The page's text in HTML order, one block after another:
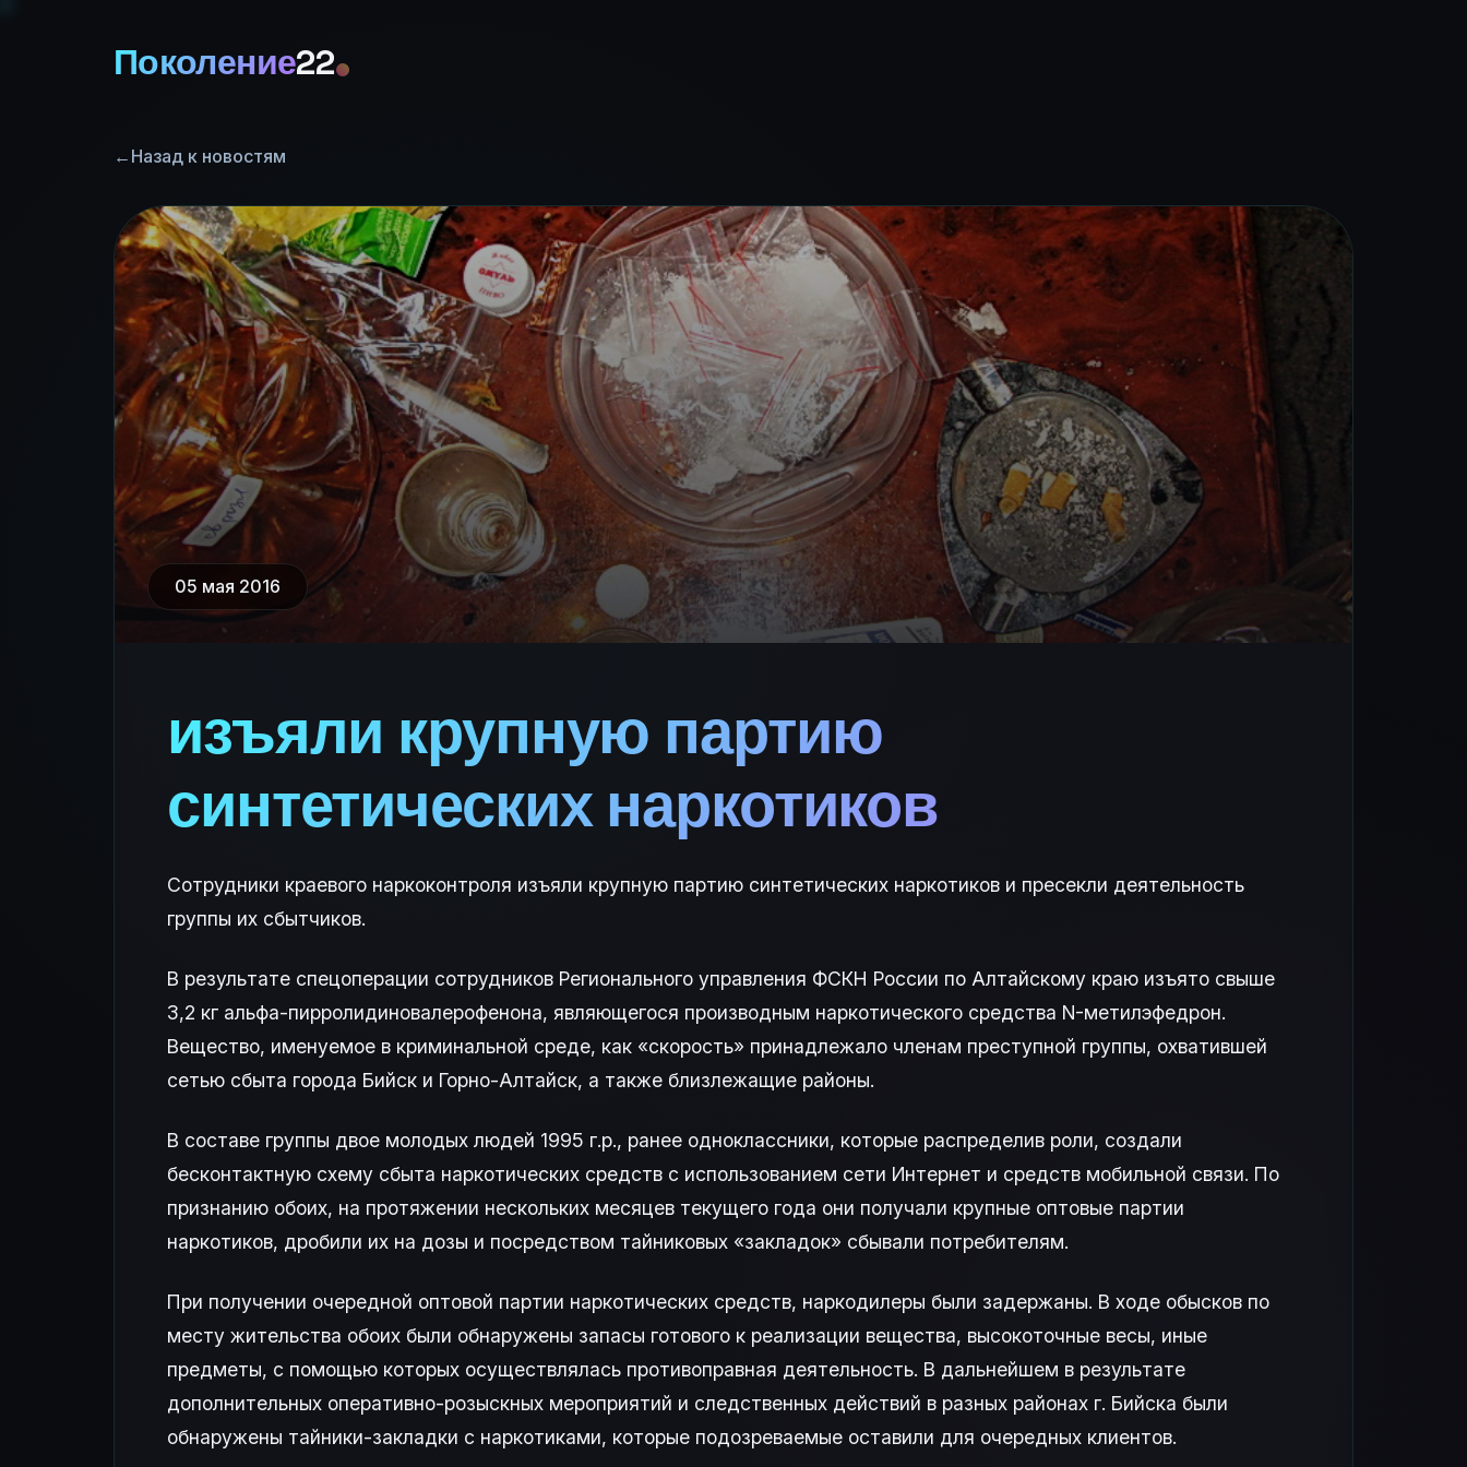
Поколение22
← Назад к новостям
05 мая 2016
изъяли крупную партию
синтетических наркотиков
Сотрудники краевого наркоконтроля изъяли крупную партию синтетических наркотиков и пресекли деятельность
группы их сбытчиков.
В результате спецоперации сотрудников Регионального управления ФСКН России по Алтайскому краю изъято свыше
3,2 кг альфа-пирролидиновалерофенона, являющегося производным наркотического средства N-метилэфедрон.
Вещество, именуемое в криминальной среде, как «скорость» принадлежало членам преступной группы, охватившей
сетью сбыта города Бийск и Горно-Алтайск, а также близлежащие районы.
В составе группы двое молодых людей 1995 г.р., ранее одноклассники, которые распределив роли, создали
бесконтактную схему сбыта наркотических средств с использованием сети Интернет и средств мобильной связи. По
признанию обоих, на протяжении нескольких месяцев текущего года они получали крупные оптовые партии
наркотиков, дробили их на дозы и посредством тайниковых «закладок» сбывали потребителям.
При получении очередной оптовой партии наркотических средств, наркодилеры были задержаны. В ходе обысков по
месту жительства обоих были обнаружены запасы готового к реализации вещества, высокоточные весы, иные
предметы, с помощью которых осуществлялась противоправная деятельность. В дальнейшем в результате
дополнительных оперативно-розыскных мероприятий и следственных действий в разных районах г. Бийска были
обнаружены тайники-закладки с наркотиками, которые подозреваемые оставили для очередных клиентов.